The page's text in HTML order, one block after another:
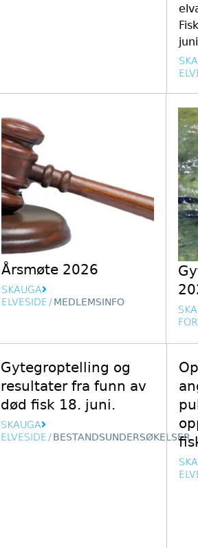
Årsmøte 2026
SKAUGA
ELVESIDE /MEDLEMSINFO
Gytegroptelling og
resultater fra funn av
død fisk 18. juni.
SKAUGA
ELVESIDE /BESTANDSUNDERSØKELSER